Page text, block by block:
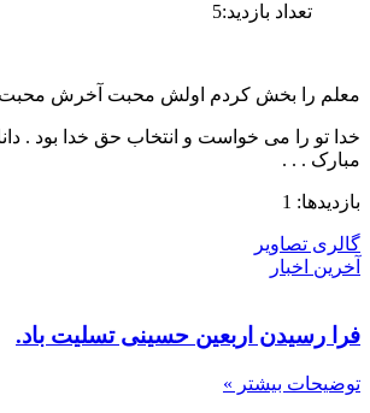
تعداد بازدید:5
معلم را بخش کردم اولش محبت آخرش
خدا تو را می خواست و انتخاب حق خدا بود .
مبارک . . .
بازدیدها: 1
گالری تصاویر
آخرین اخبار
فرا رسیدن اربعین حسینی تسلیت باد.
توضیحات بیشتر »